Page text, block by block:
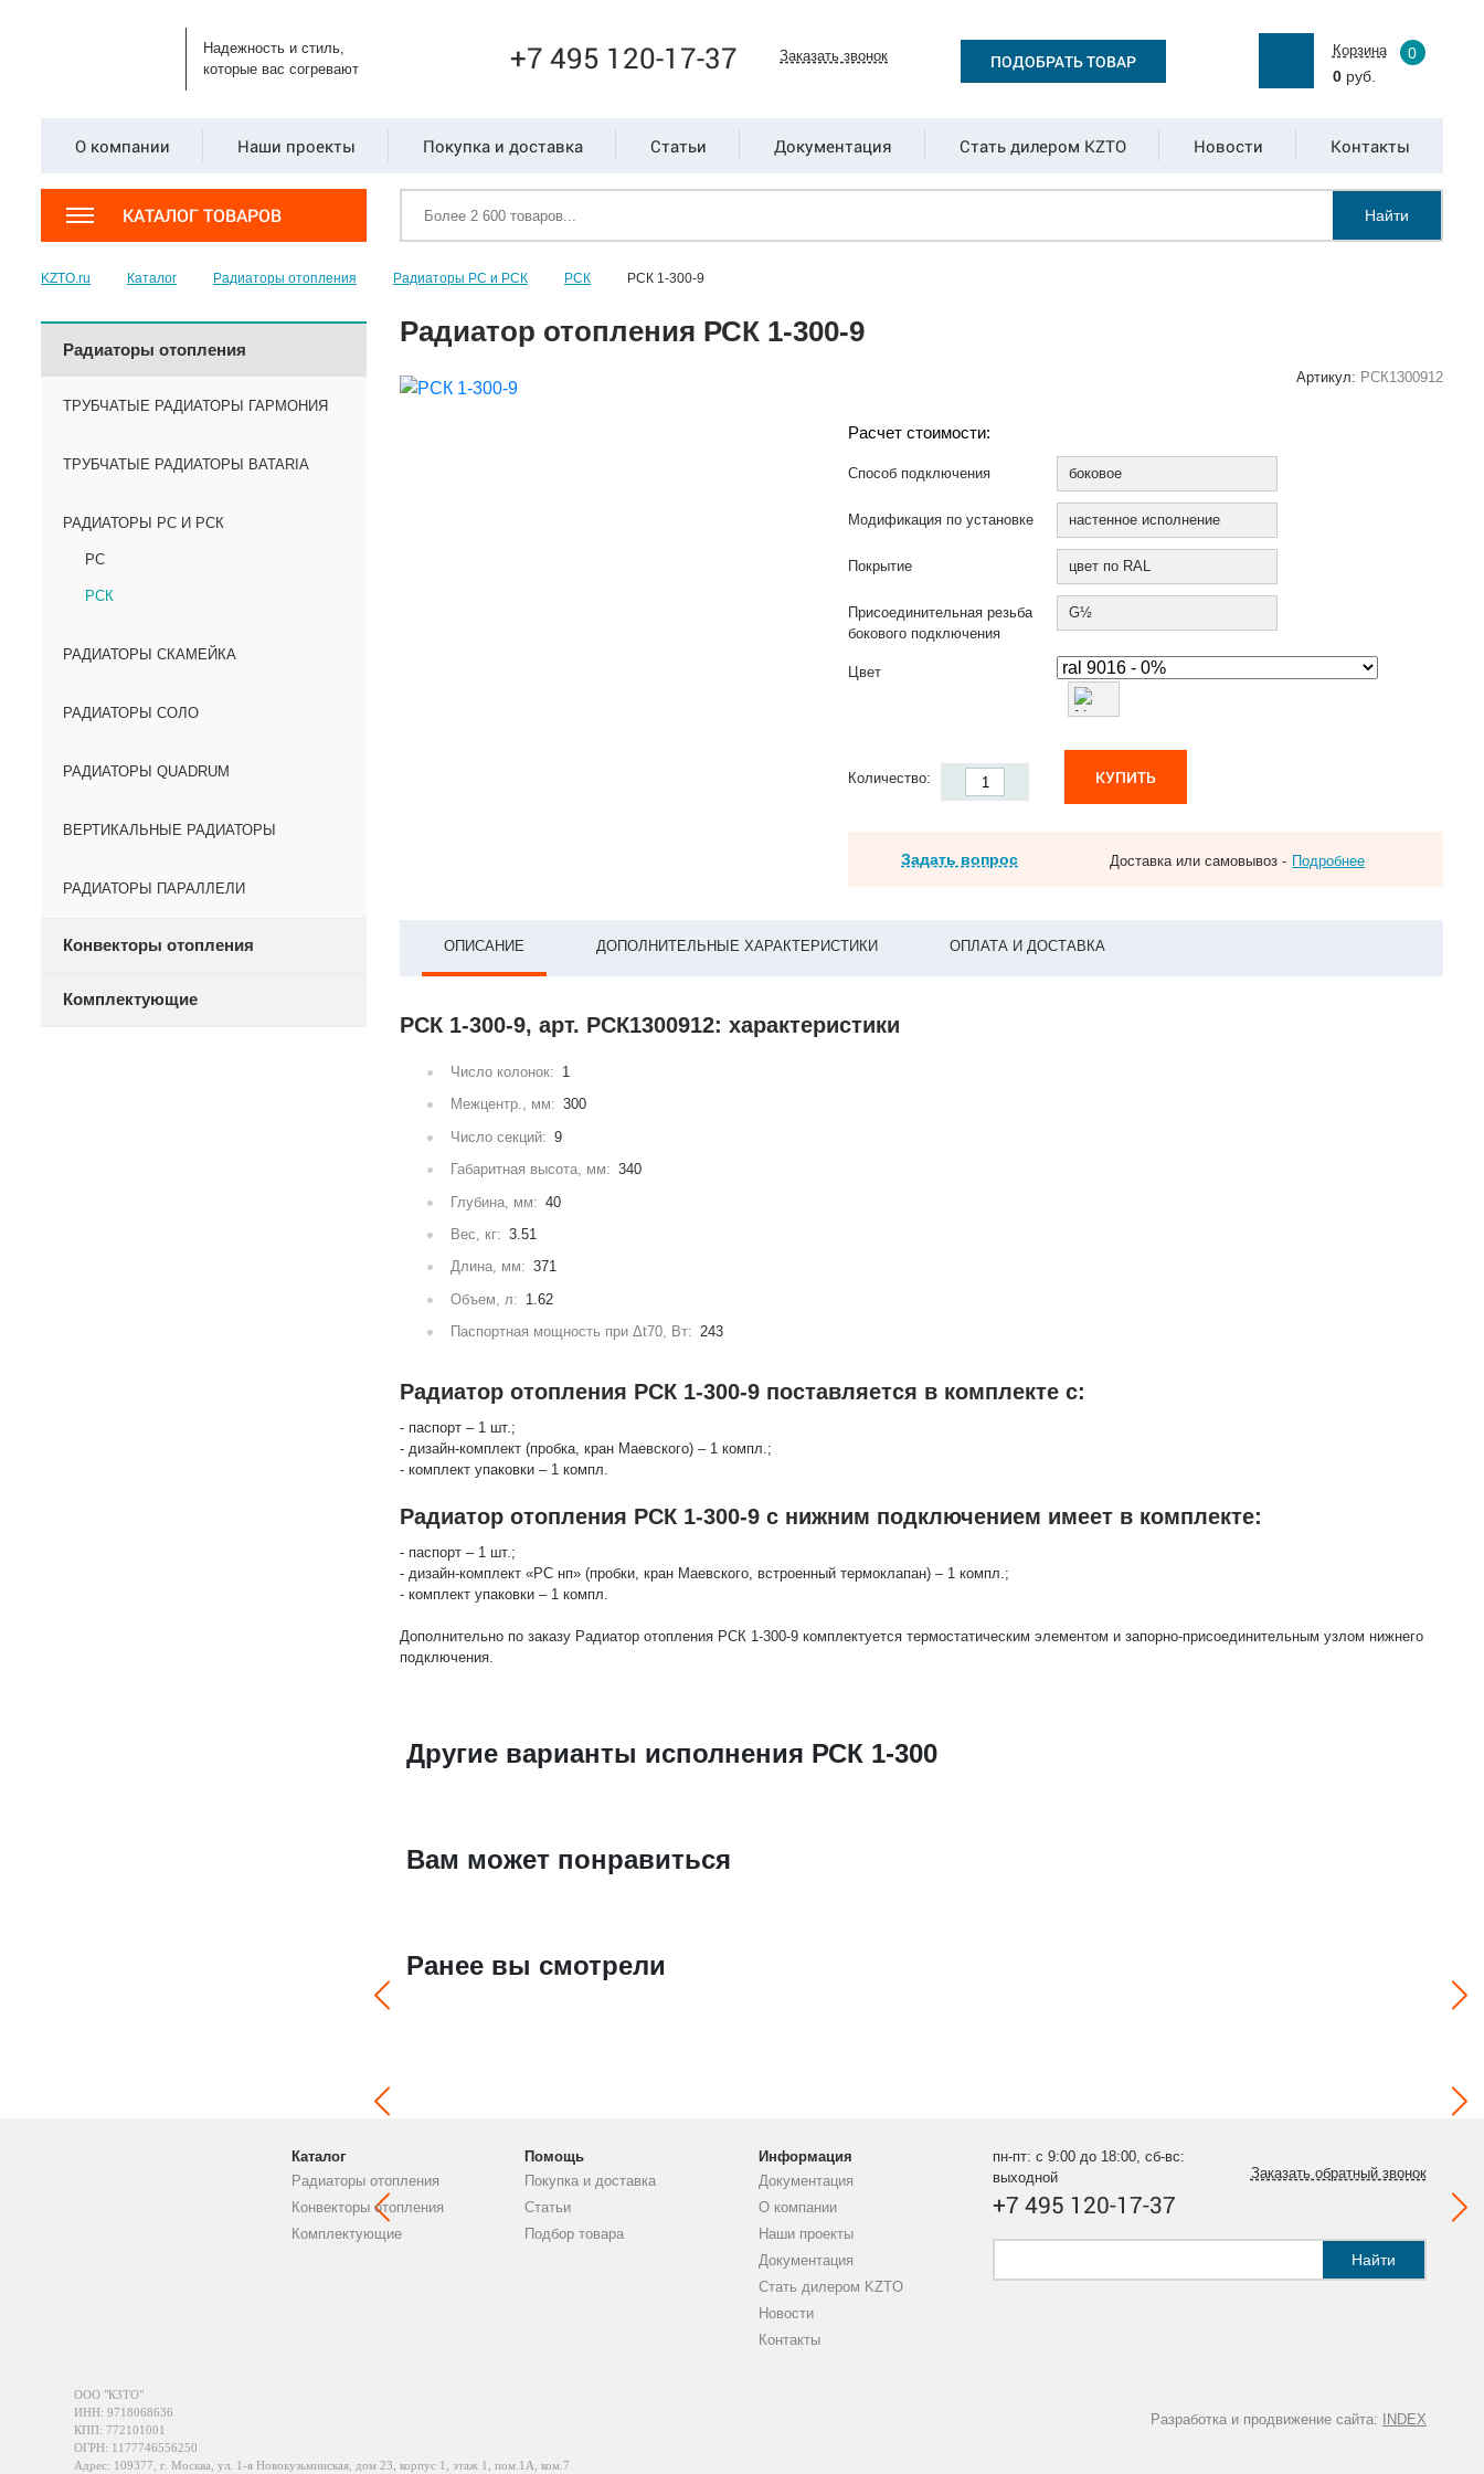
Надежность и стиль,
которые вас согревают
+7 495 120-17-37 Заказать звонок ПОДОБРАТЬ ТОВАР
Корзина
0
0руб.
О компании Наши проекты Покупка и доставка Статьи Документация Стать дилером KZTO Новости Контакты
КАТАЛОГ ТОВАРОВ Найти
KZTO.ru Каталог Радиаторы отопления Радиаторы РС и РСК РСК РСК 1-300-9
Радиаторы отопления
ТРУБЧАТЫЕ РАДИАТОРЫ ГАРМОНИЯ
ТРУБЧАТЫЕ РАДИАТОРЫ BATARIA
РАДИАТОРЫ РС И РСК
РС
РСК
РАДИАТОРЫ СКАМЕЙКА
РАДИАТОРЫ СОЛО
РАДИАТОРЫ QUADRUM
ВЕРТИКАЛЬНЫЕ РАДИАТОРЫ
РАДИАТОРЫ ПАРАЛЛЕЛИ
Конвекторы отопления
Комплектующие
Радиатор отопления РСК 1-300-9
Артикул: РСК1300912
Расчет стоимости:
Способ подключения боковое
Модификация по установке настенное исполнение
Покрытие цвет по RAL
Присоединительная резьба
бокового подключения
G½
Цвет
Количество: КУПИТЬ
Задать вопрос Доставка или самовывоз - Подробнее
ОПИСАНИЕ ДОПОЛНИТЕЛЬНЫЕ ХАРАКТЕРИСТИКИ ОПЛАТА И ДОСТАВКА
РСК 1-300-9, арт. РСК1300912: характеристики
Число колонок: 1
Межцентр., мм: 300
Число секций: 9
Габаритная высота, мм: 340
Глубина, мм: 40
Вес, кг: 3.51
Длина, мм: 371
Объем, л: 1.62
Паспортная мощность при Δt70, Вт: 243
Радиатор отопления РСК 1-300-9 поставляется в комплекте с:
- паспорт – 1 шт.;
- дизайн-комплект (пробка, кран Маевского) – 1 компл.;
- комплект упаковки – 1 компл.
Радиатор отопления РСК 1-300-9 с нижним подключением имеет в комплекте:
- паспорт – 1 шт.;
- дизайн-комплект «РС нп» (пробки, кран Маевского, встроенный термоклапан) – 1 компл.;
- комплект упаковки – 1 компл.
Дополнительно по заказу Радиатор отопления РСК 1-300-9 комплектуется термостатическим элементом и запорно-присоединительным узлом нижнего
подключения.
Другие варианты исполнения РСК 1-300
Вам может понравиться
Ранее вы смотрели
Каталог
Радиаторы отопления
Конвекторы отопления
Комплектующие
Помощь
Покупка и доставка
Статьи
Подбор товара
Информация
Документация
О компании
Наши проекты
Документация
Стать дилером KZTO
Новости
Контакты
пн-пт: с 9:00 до 18:00, сб-вс:
выходной
+7 495 120-17-37
Заказать обратный звонок
Найти
Разработка и продвижение сайта: INDEX
ООО "КЗТО"
ИНН: 9718068636
КПП: 772101001
ОГРН: 1177746556250
Адрес: 109377, г. Москва, ул. 1-я Новокузьминская, дом 23, корпус 1, этаж 1, пом.1А, ком.7